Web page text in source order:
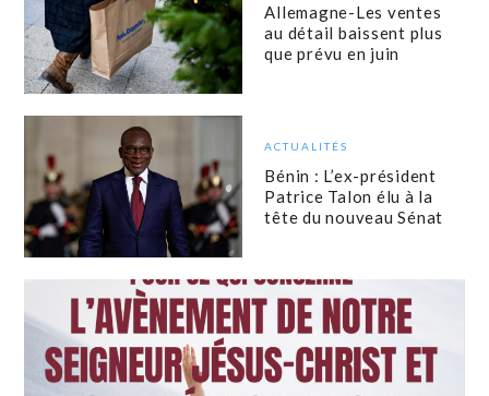
Allemagne-Les ventes
au détail baissent plus
que prévu en juin
ACTUALITÉS
Bénin : L’ex-président
Patrice Talon élu à la
tête du nouveau Sénat